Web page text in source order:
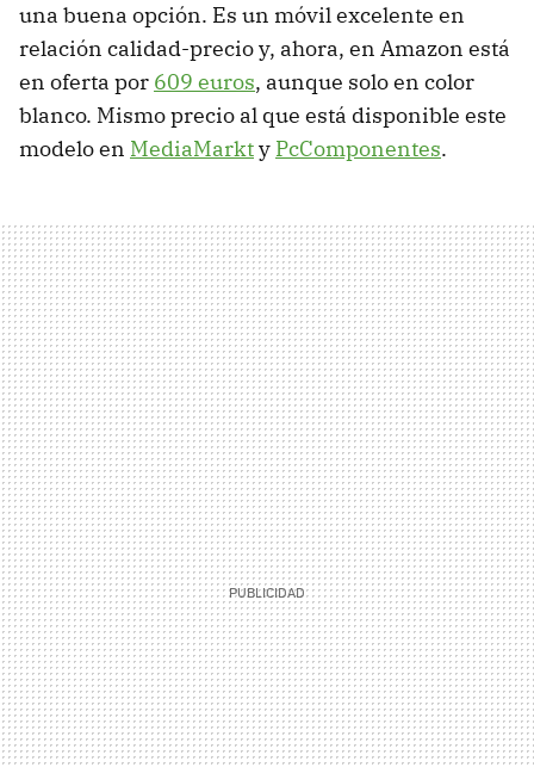
una buena opción. Es un móvil excelente en
relación calidad-precio y, ahora, en Amazon está
en oferta por 609 euros, aunque solo en color
blanco. Mismo precio al que está disponible este
modelo en MediaMarkty PcComponentes.